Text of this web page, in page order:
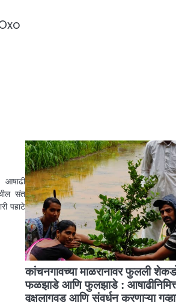
संत
पहाटे
कांचनगावच्या माळरानावर फुलली
फळझाडे आणि फुलझाडे :
वृक्षलागवड आणि संवर्धन करणाऱ्या